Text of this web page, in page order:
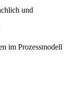
und
im Prozessmodell